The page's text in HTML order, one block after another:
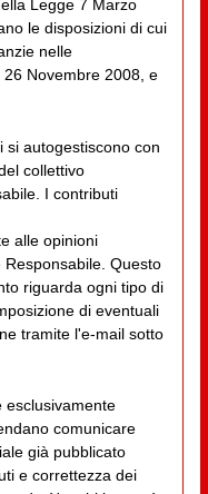
Legge 7 Marzo
le disposizioni di cui
nelle
Novembre 2008, e
si autogestiscono con
collettivo
I contributi
alle opinioni
Questo
riguarda ogni tipo di
di eventuali
tramite l'e-mail sotto
esclusivamente
comunicare
già pubblicato
e correttezza dei